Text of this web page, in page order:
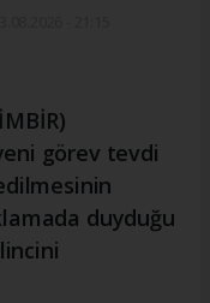
görev tevdi
duyduğu